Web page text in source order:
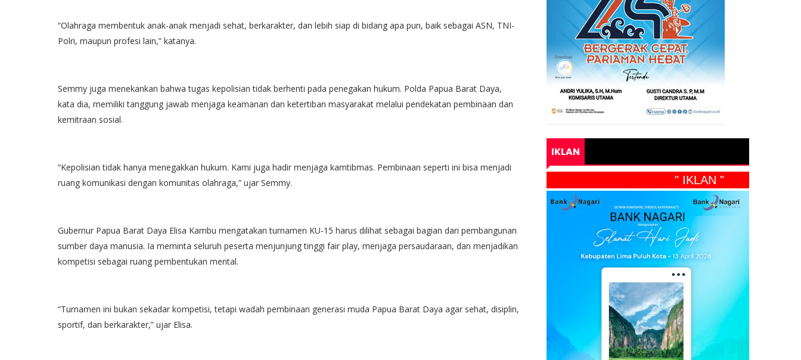
“Olahraga membentuk anak-anak menjadi sehat, berkarakter, dan lebih siap di bidang apa pun, baik sebagai ASN, TNI-
Polri, maupun profesi lain,” katanya.
Semmy juga menekankan bahwa tugas kepolisian tidak berhenti pada penegakan hukum. Polda Papua Barat Daya,
kata dia, memiliki tanggung jawab menjaga keamanan dan ketertiban masyarakat melalui pendekatan pembinaan dan
kemitraan sosial.
“Kepolisian tidak hanya menegakkan hukum. Kami juga hadir menjaga kamtibmas. Pembinaan seperti ini bisa menjadi
ruang komunikasi dengan komunitas olahraga,” ujar Semmy.
Gubernur Papua Barat Daya Elisa Kambu mengatakan turnamen KU-15 harus dilihat sebagai bagian dari pembangunan
sumber daya manusia. Ia meminta seluruh peserta menjunjung tinggi fair play, menjaga persaudaraan, dan menjadikan
kompetisi sebagai ruang pembentukan mental.
“Turnamen ini bukan sekadar kompetisi, tetapi wadah pembinaan generasi muda Papua Barat Daya agar sehat, disiplin,
sportif, dan berkarakter,” ujar Elisa.
IKLAN
" IKLAN "